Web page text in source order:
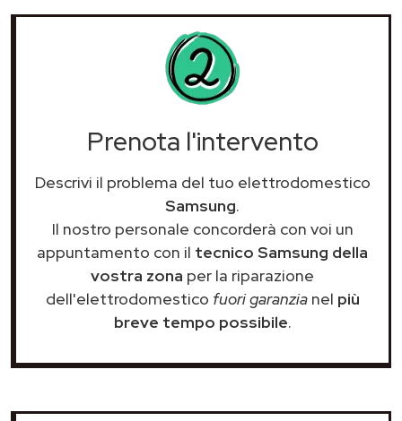
Prenota l'intervento
Descrivi il problema del tuo elettrodomestico
Samsung.
Il nostro personale concorderà con voi un
appuntamento con il tecnico Samsung della
vostra zona per la riparazione
dell'elettrodomestico fuori garanzianel più
breve tempo possibile.